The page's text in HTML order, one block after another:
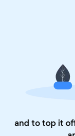
and to top it off